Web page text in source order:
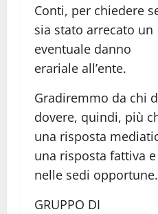
Conti, per chiedere
sia stato arrecato un
eventuale danno
erariale all’ente.
Gradiremmo da chi
dovere, quindi, più
una risposta
una risposta fattiva e
nelle sedi opportune.
GRUPPO DI